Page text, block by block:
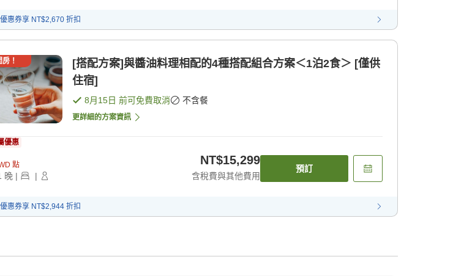
惠券享 NT$2,670 折扣
房！
[搭配方案]與醬油料理相配的4種搭配組合方案＜1泊2食＞ [僅供
住宿]
8月15日 前可免費取消 不含餐
更詳細的方案資訊
優惠
點
晚 | |
NT$15,299
含稅費與其他費用
預訂
惠券享 NT$2,944 折扣